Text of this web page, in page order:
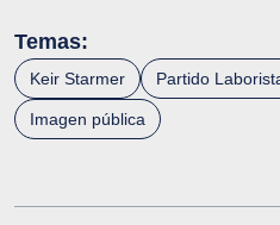
Temas:
Keir Starmer Partido
Imagen pública